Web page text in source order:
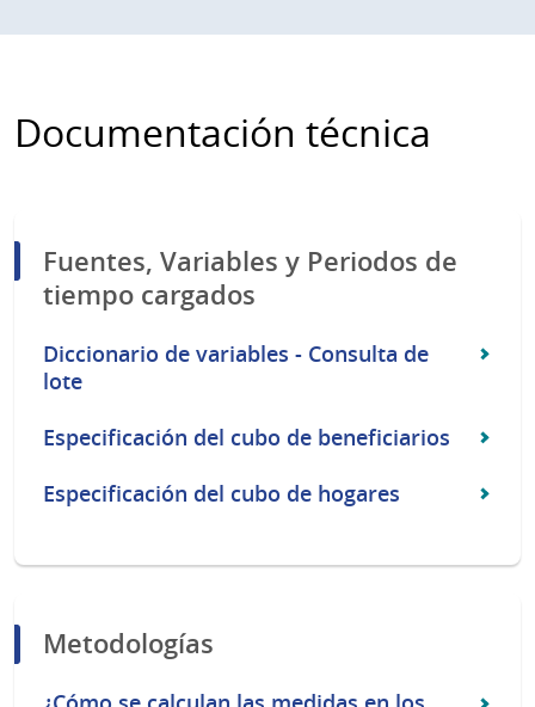
Documentación técnica
Fuentes, Variables y Periodos de
tiempo cargados
Diccionario de variables - Consulta de
lote
Especificación del cubo de beneficiarios
Especificación del cubo de hogares
Metodologías